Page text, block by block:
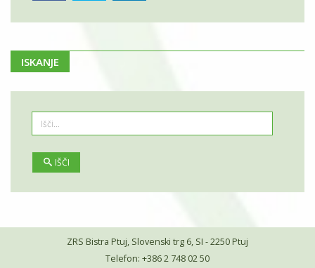
ISKANJE
IŠČI
ZRS Bistra Ptuj, Slovenski trg 6, SI - 2250 Ptuj
Telefon: +386 2 748 02 50